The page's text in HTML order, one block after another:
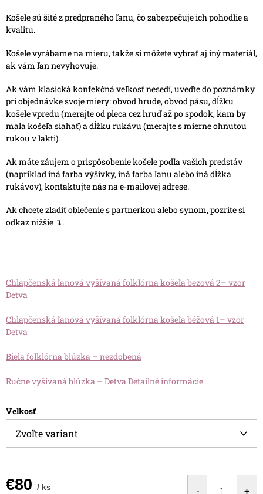
Košele sú šité z predpraného ľanu, čo zabezpečuje ich pohodlie a
kvalitu.
Košele vyrábame na mieru, takže si môžete vybrať aj iný materiál,
ak vám ľan nevyhovuje.
Ak vám klasická konfekčná veľkosť nesedí, uveďte do poznámky
pri objednávke svoje miery: obvod hrude, obvod pásu, dĺžku
košele vpredu (merajte od pleca cez hruď až po spodok, kam by
mala košeľa siahať) a dĺžku rukávu (merajte s mierne ohnutou
rukou v lakti).
Ak máte záujem o prispôsobenie košele podľa vašich predstáv
(napríklad iná farba výšivky, iná farba ľanu alebo iná dĺžka
rukávov), kontaktujte nás na e-mailovej adrese.
Ak chcete zladiť oblečenie s partnerkou alebo synom, pozrite si
odkaz nižšie ↴.
Chlapčenská ľanová vyšívaná folklórna košeľa bezová 2– vzor
Detva
Chlapčenská ľanová vyšívaná folklórna košeľa béžová 1– vzor
Detva
Biela folklórna blúzka – nezdobená
Ručne vyšívaná blúzka – Detva Detailné informácie
Veľkosť
€80 / ks